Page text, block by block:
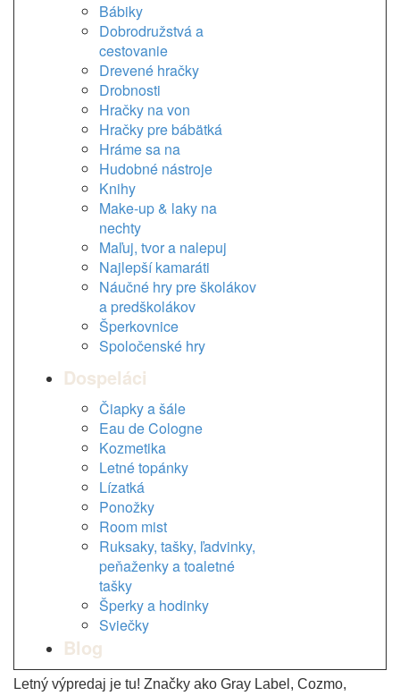
Bábiky
Dobrodružstvá a
cestovanie
Drevené hračky
Drobnosti
Hračky na von
Hračky pre bábätká
Hráme sa na
Hudobné nástroje
Knihy
Make-up & laky na
nechty
Maľuj, tvor a nalepuj
Najlepší kamaráti
Náučné hry pre školákov
a predškolákov
Šperkovnice
Spoločenské hry
Dospeláci
Čiapky a šále
Eau de Cologne
Kozmetika
Letné topánky
Lízatká
Ponožky
Room mist
Ruksaky, tašky, ľadvinky,
peňaženky a toaletné
tašky
Šperky a hodinky
Sviečky
Blog
Letný výpredaj je tu! Značky ako Gray Label, Cozmo,